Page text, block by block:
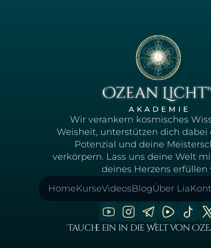
Wir verankern kosmisches
Weisheit, unterstützen dich dabei
Potenzial und deine
verkörpern. Lass uns deine Welt
deines Herzens erfüllen
HomeKurseVideosBlogÜber Lia
Tauche ein in die Welt von